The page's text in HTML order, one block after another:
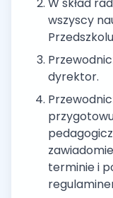
wszyscy
dyrektor.
terminie i